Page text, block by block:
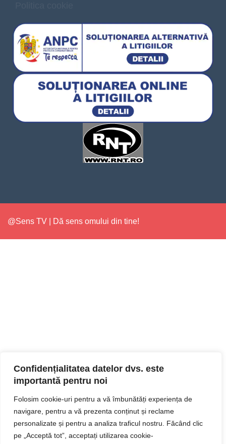
Confidențialitatea datelor dvs. este
importantă pentru noi
Folosim cookie-uri pentru a vă îmbunătăți experiența de
navigare, pentru a vă prezenta conținut și reclame
personalizate și pentru a analiza traficul nostru. Făcând clic
pe „Acceptă tot”, acceptați utilizarea cookie-
@Sens TV | Dă sens omului din tine!